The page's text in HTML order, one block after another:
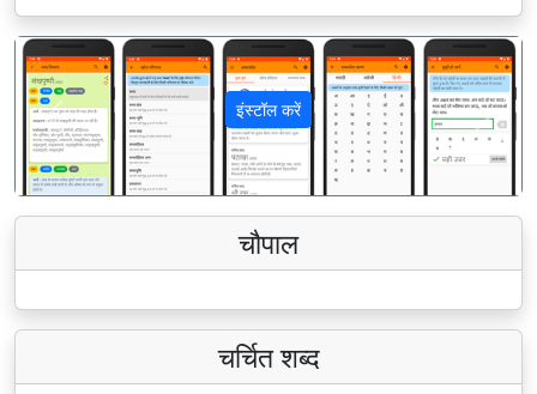
इंस्टॉल करें
पिछला अगला
चौपाल
चर्चित शब्द